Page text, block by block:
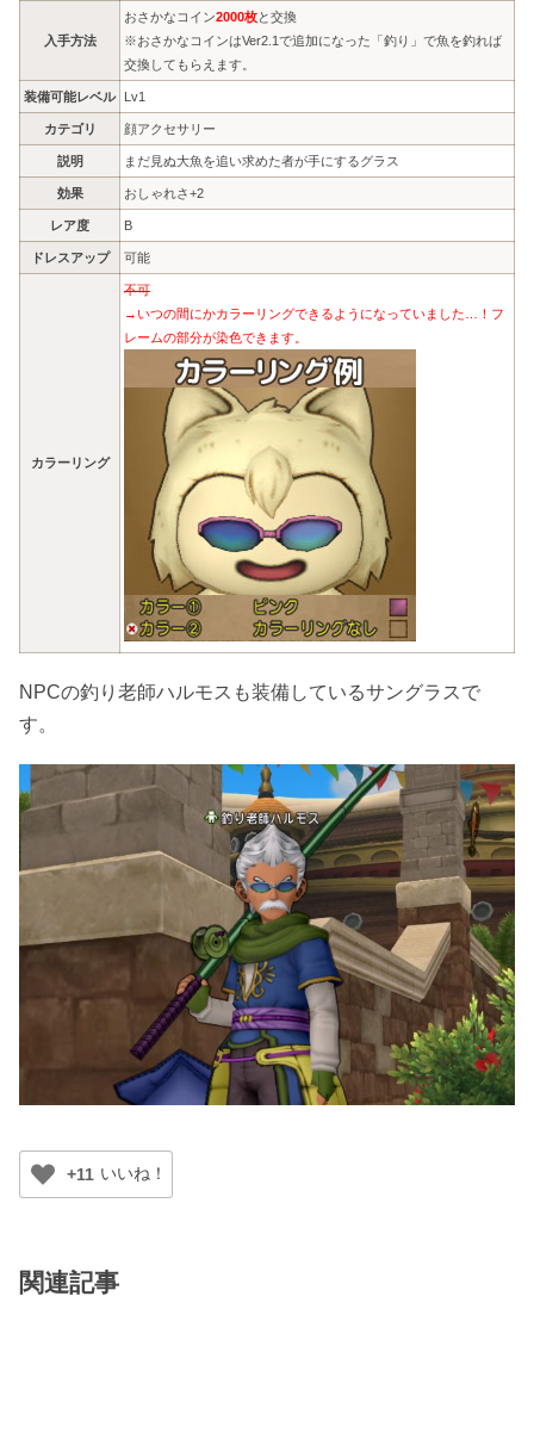
入手方法
おさかなコイン2000枚と交換
※おさかなコインはVer2.1で追加になった「釣り」で魚を釣れば
交換してもらえます。
装備可能レベル Lv1
カテゴリ 顔アクセサリー
説明 まだ見ぬ大魚を追い求めた者が手にするグラス
効果 おしゃれさ+2
レア度 B
ドレスアップ 可能
カラーリング
不可
→いつの間にかカラーリングできるようになっていました…！フ
レームの部分が染色できます。
NPCの釣り老師ハルモスも装備しているサングラスで
す。
+11
関連記事